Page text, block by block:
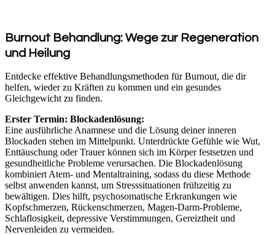
Burnout Behandlung: Wege zur Regeneration
und Heilung
Entdecke effektive Behandlungsmethoden für Burnout, die dir
helfen, wieder zu Kräften zu kommen und ein gesundes
Gleichgewicht zu finden.
Erster Termin: Blockadenlösung:
Eine ausführliche Anamnese und die Lösung deiner inneren
Blockaden stehen im Mittelpunkt. Unterdrückte Gefühle wie Wut,
Enttäuschung oder Trauer können sich im Körper festsetzen und
gesundheitliche Probleme verursachen. Die Blockadenlösung
kombiniert Atem- und Mentaltraining, sodass du diese Methode
selbst anwenden kannst, um Stresssituationen frühzeitig zu
bewältigen. Dies hilft, psychosomatische Erkrankungen wie
Kopfschmerzen, Rückenschmerzen, Magen-Darm-Probleme,
Schlaflosigkeit, depressive Verstimmungen, Gereiztheit und
Nervenleiden zu vermeiden.